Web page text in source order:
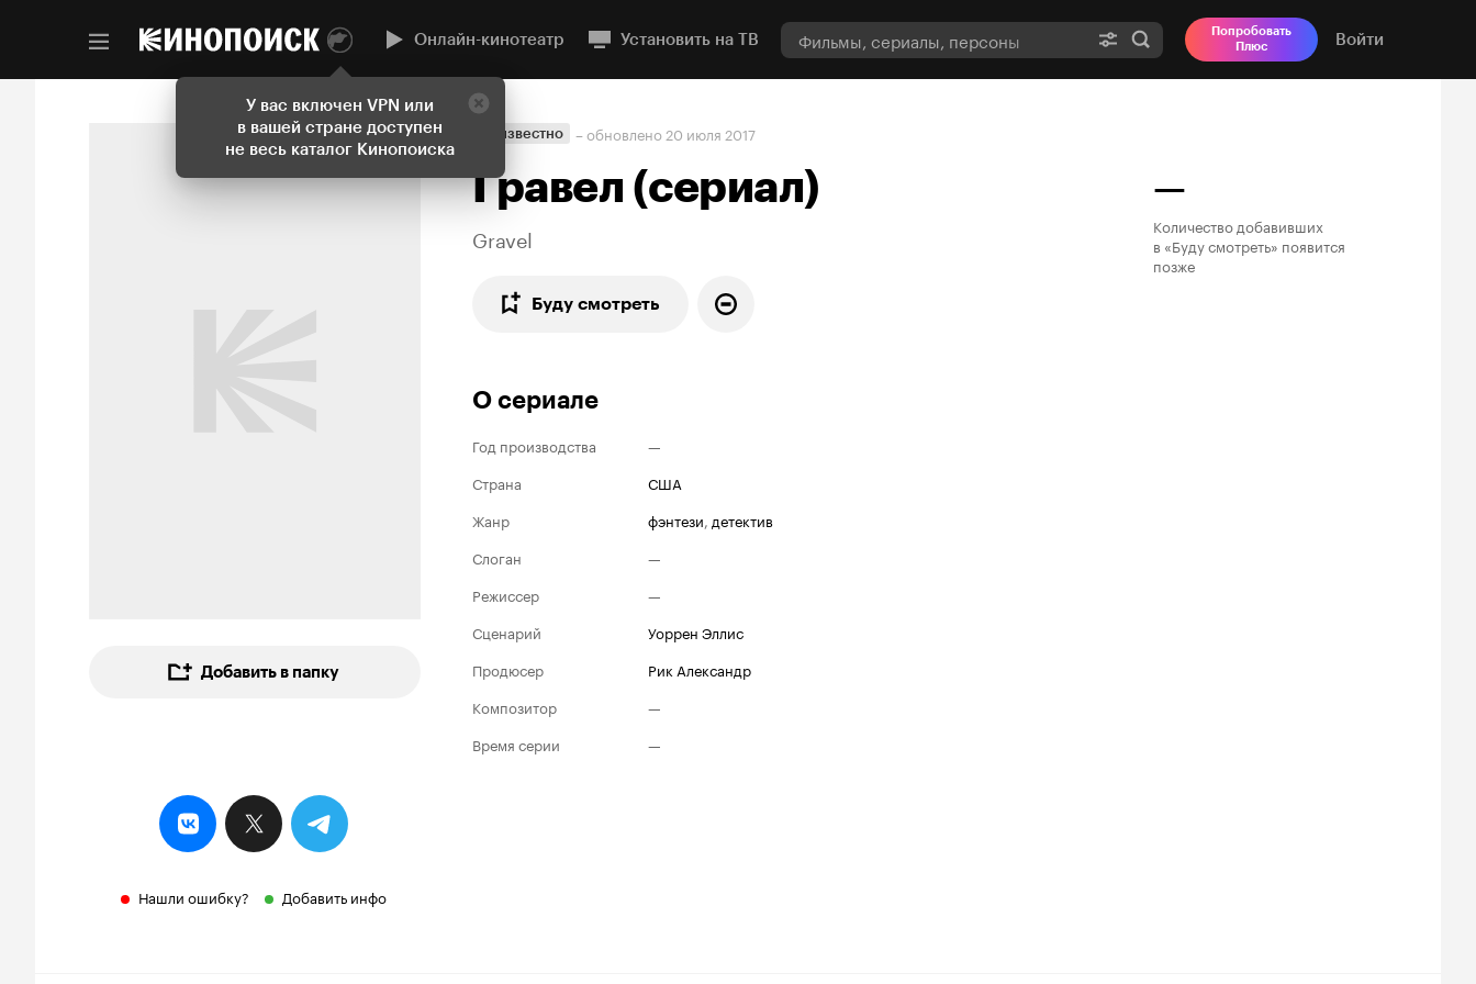
У вас включен VPN или
в вашей стране доступен
не весь каталог Кинопоиска
Онлайн-кинотеатр Установить на ТВ
Попробовать
Плюс
Войти
Добавить в папку
Нашли ошибку? Добавить инфо
Неизвестно – обновлено 20 июля 2017
Гравел (сериал)
Gravel
Буду смотреть
—
Количество добавивших
в «Буду смотреть» появится
позже
О сериале
Год производства
—
Страна
США
Жанр
фэнтези, детектив
Слоган
—
Режиссер
—
Сценарий
Уоррен Эллис
Продюсер
Рик Александр
Композитор
—
Время серии
—